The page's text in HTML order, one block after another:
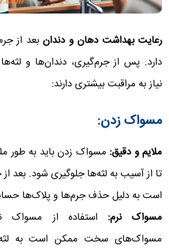
رعایت بهداشت دهان و دندانبعد از
دارد. پس از جرم‌گیری، دندان‌ها و
نیاز به مراقبت بیشتری دارند:
مسواک زدن:
ملایم و دقیق: مسواک زدن باید به طور
تا از آسیب به لثه‌ها جلوگیری شود. بعد
است به دلیل حذف جرم‌ها و پلاک‌ها
مسواک نرم: استفاده از مسواک
مسواک‌های سخت ممکن است به